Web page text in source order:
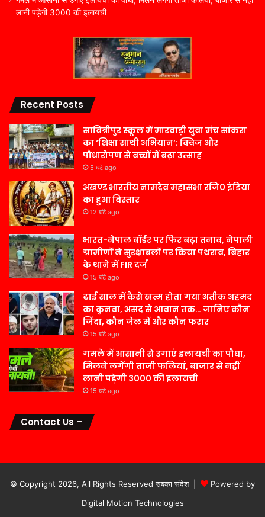
लानी पड़ेगी 3000 की इलायची
Recent Posts
सावित्रीपुर स्कूल में मारवाड़ी युवा मंच सांकरा
का ‘शिक्षा साथी अभियान’: क्विज और
पौधारोपण से बच्चों में बढ़ा उत्साह
5 घंटे ago
अखण्ड भारतीय नामदेव महासभा रजि0 इंडिया
का हुआ विस्तार
12 घंटे ago
भारत-नेपाल बॉर्डर पर फिर बढ़ा तनाव, नेपाली
ग्रामीणों ने सुरक्षाबलों पर किया पथराव, बिहार
के थाने में FIR दर्ज
15 घंटे ago
ढाई साल में कैसे खत्म होता गया अतीक अहमद
का कुनबा, असद से आबान तक… जानिए कौन
जिंदा, कौन जेल में और कौन फरार
15 घंटे ago
गमले में आसानी से उगाएं इलायची का पौधा,
मिलने लगेंगी ताजी फलियां, बाजार से नहीं
लानी पड़ेगी 3000 की इलायची
15 घंटे ago
Contact Us –
© Copyright 2026, All Rights Reserved सबका संदेश |
Powered by
Digital Motion Technologies